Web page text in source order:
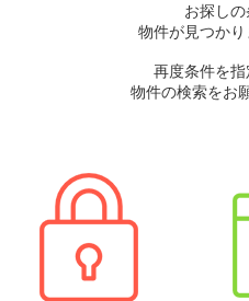
お探し
物件が見つかり
再度条件を
物件の検索をお